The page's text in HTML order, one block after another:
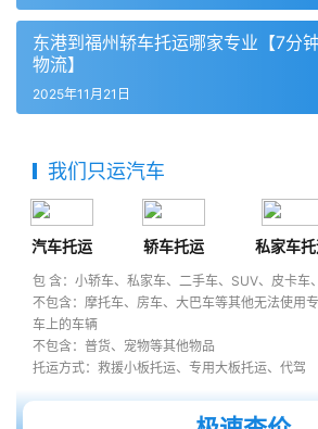
东港到福州轿车托运哪家专业【7分
物流】
2025年11月21日
我们只运汽车
汽车托运 轿车托运 私家车
包 含：小轿车、私家车、二手车、SUV、皮卡车
不包含：摩托车、房车、大巴车等其他无法使用
车上的车辆
不包含：普货、宠物等其他物品
托运方式：救援小板托运、专用大板托运、代驾